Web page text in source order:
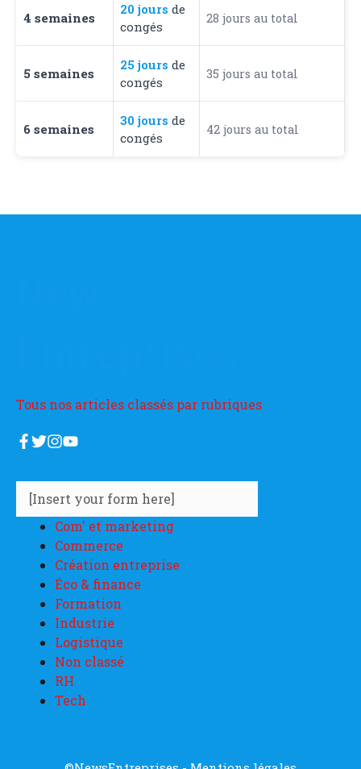
4 semaines
20 jours de
congés
28 jours au total
5 semaines
25 jours de
congés
35 jours au total
6 semaines
30 jours de
congés
42 jours au total
Tous nos articles classés par rubriques
[Insert your form here]
Com' et marketing
Commerce
Création entreprise
Éco & finance
Formation
Industrie
Logistique
Non classé
RH
Tech